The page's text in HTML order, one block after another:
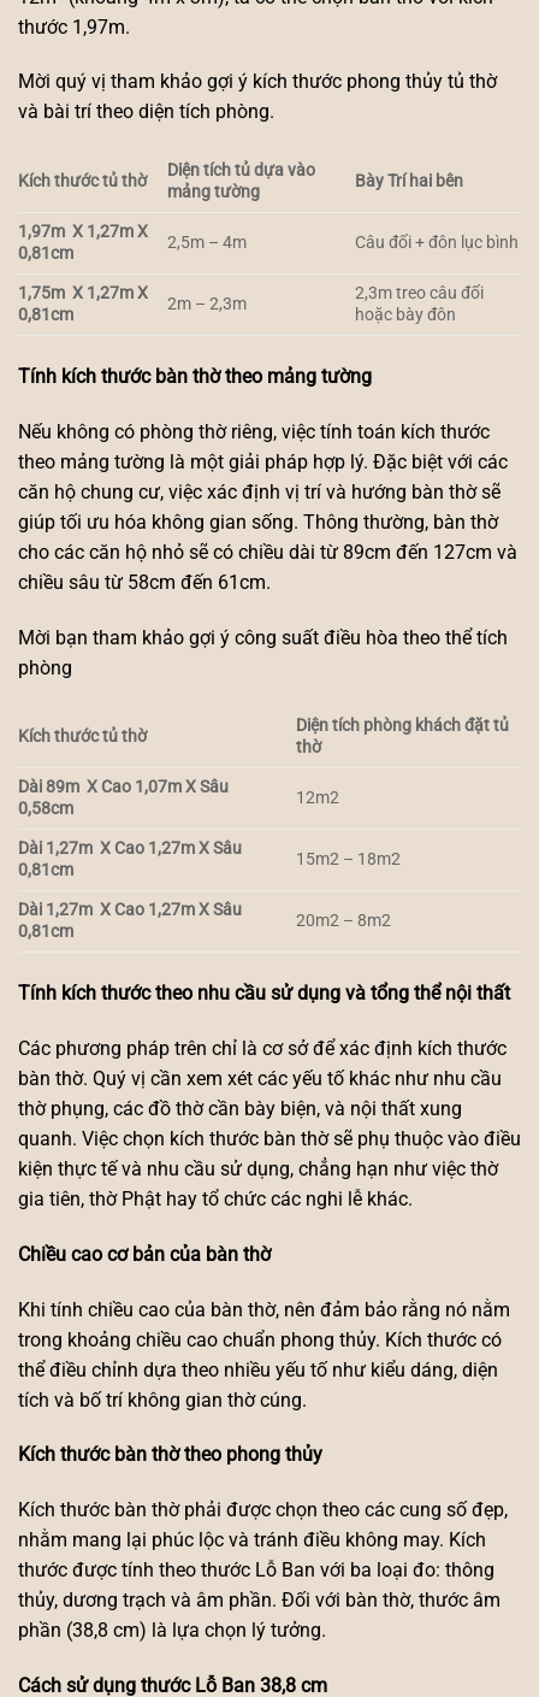
thước 1,97m.
Mời quý vị tham khảo gợi ý kích thước phong thủy tủ thờ
và bài trí theo diện tích phòng.
Kích thước tủ thờ
Diện tích tủ dựa vào
mảng tường
Bày Trí hai bên
1,97m X 1,27m X
0,81cm
2,5m – 4m Câu đối + đôn lục bình
1,75m X 1,27m X
0,81cm
2m – 2,3m
2,3m treo câu đối
hoặc bày đôn
Tính kích thước bàn thờ theo mảng tường
Nếu không có phòng thờ riêng, việc tính toán kích thước
theo mảng tường là một giải pháp hợp lý. Đặc biệt với các
căn hộ chung cư, việc xác định vị trí và hướng bàn thờ sẽ
giúp tối ưu hóa không gian sống. Thông thường, bàn thờ
cho các căn hộ nhỏ sẽ có chiều dài từ 89cm đến 127cm và
chiều sâu từ 58cm đến 61cm.
Mời bạn tham khảo gợi ý công suất điều hòa theo thể tích
phòng
Kích thước tủ thờ
Diện tích phòng khách đặt tủ
thờ
Dài 89m X Cao 1,07m X Sâu
0,58cm
12m2
Dài 1,27m X Cao 1,27m X Sâu
0,81cm
15m2 – 18m2
Dài 1,27m X Cao 1,27m X Sâu
0,81cm
20m2 – 8m2
Tính kích thước theo nhu cầu sử dụng và tổng thể nội thất
Các phương pháp trên chỉ là cơ sở để xác định kích thước
bàn thờ. Quý vị cần xem xét các yếu tố khác như nhu cầu
thờ phụng, các đồ thờ cần bày biện, và nội thất xung
quanh. Việc chọn kích thước bàn thờ sẽ phụ thuộc vào điều
kiện thực tế và nhu cầu sử dụng, chẳng hạn như việc thờ
gia tiên, thờ Phật hay tổ chức các nghi lễ khác.
Chiều cao cơ bản của bàn thờ
Khi tính chiều cao của bàn thờ, nên đảm bảo rằng nó nằm
trong khoảng chiều cao chuẩn phong thủy. Kích thước có
thể điều chỉnh dựa theo nhiều yếu tố như kiểu dáng, diện
tích và bố trí không gian thờ cúng.
Kích thước bàn thờ theo phong thủy
Kích thước bàn thờ phải được chọn theo các cung số đẹp,
nhằm mang lại phúc lộc và tránh điều không may. Kích
thước được tính theo thước Lỗ Ban với ba loại đo: thông
thủy, dương trạch và âm phần. Đối với bàn thờ, thước âm
phần (38,8 cm) là lựa chọn lý tưởng.
Cách sử dụng thước Lỗ Ban 38,8 cm